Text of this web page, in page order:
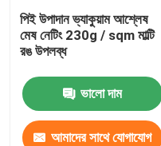
পিই উপাদান ভ্যাকুয়াম আশ্লেষ
মেষ নেটিং 230g / sqm মাল্টি
রঙ উপলব্ধ
ভালো দাম
আমাদের সাথে যোগাযোগ